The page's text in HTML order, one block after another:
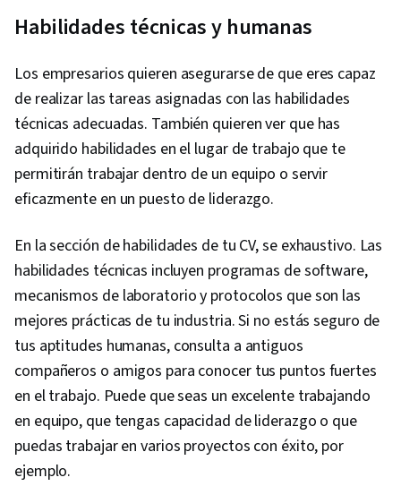
Habilidades técnicas y humanas
Los empresarios quieren asegurarse de que eres capaz
de realizar las tareas asignadas con las habilidades
técnicas adecuadas. También quieren ver que has
adquirido habilidades en el lugar de trabajo que te
permitirán trabajar dentro de un equipo o servir
eficazmente en un puesto de liderazgo.
En la sección de habilidades de tu CV, se exhaustivo. Las
habilidades técnicas incluyen programas de software,
mecanismos de laboratorio y protocolos que son las
mejores prácticas de tu industria. Si no estás seguro de
tus aptitudes humanas, consulta a antiguos
compañeros o amigos para conocer tus puntos fuertes
en el trabajo. Puede que seas un excelente trabajando
en equipo, que tengas capacidad de liderazgo o que
puedas trabajar en varios proyectos con éxito, por
ejemplo.